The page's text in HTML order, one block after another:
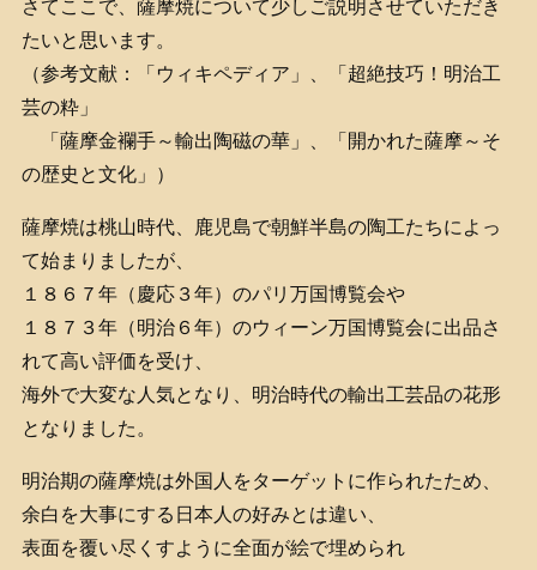
さてここで、薩摩焼について少しご説明させていただき
たいと思います。
（参考文献：「ウィキペディア」、「超絶技巧！明治工
芸の粋」
「薩摩金襴手～輸出陶磁の華」、「開かれた薩摩～そ
の歴史と文化」）
薩摩焼は桃山時代、鹿児島で朝鮮半島の陶工たちによっ
て始まりましたが、
１８６７年（慶応３年）のパリ万国博覧会や
１８７３年（明治６年）のウィーン万国博覧会に出品さ
れて高い評価を受け、
海外で大変な人気となり、明治時代の輸出工芸品の花形
となりました。
明治期の薩摩焼は外国人をターゲットに作られたため、
余白を大事にする日本人の好みとは違い、
表面を覆い尽くすように全面が絵で埋められ